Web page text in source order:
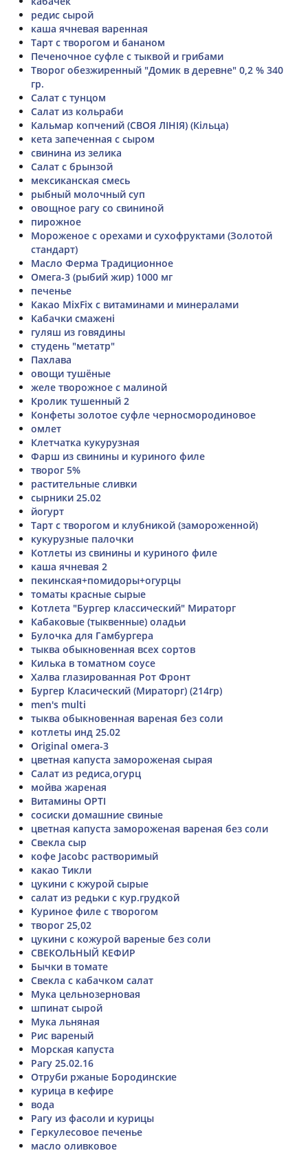
редис сырой
каша ячневая варенная
Тарт с творогом и бананом
Печеночное суфле с тыквой и грибами
Творог обезжиренный "Домик в деревне" 0,2 % 340
гр.
Салат с тунцом
Салат из кольраби
Кальмар копчений (СВОЯ ЛІНІЯ) (Кільца)
кета запеченная с сыром
свинина из зелика
Салат с брынзой
мексиканская смесь
рыбный молочный суп
овощное рагу со свининой
пирожное
Мороженое с орехами и сухофруктами (Золотой
стандарт)
Масло Ферма Традиционное
Омега-3 (рыбий жир) 1000 мг
печенье
Какао MixFix с витаминами и минералами
Кабачки смажені
гуляш из говядины
студень "метатр"
Пахлава
овощи тушёные
желе творожное с малиной
Кролик тушенный 2
Конфеты золотое суфле черносмородиновое
омлет
Клетчатка кукурузная
Фарш из свинины и куриного филе
творог 5%
растительные сливки
сырники 25.02
йогурт
Тарт с творогом и клубникой (замороженной)
кукурузные палочки
Котлеты из свинины и куриного филе
каша ячневая 2
пекинская+помидоры+огурцы
томаты красные сырые
Котлета "Бургер классический" Мираторг
Кабаковые (тыквенные) оладьи
Булочка для Гамбургера
тыква обыкновенная всех сортов
Килька в томатном соусе
Халва глазированная Рот Фронт
Бургер Класический (Мираторг) (214гр)
men's multi
тыква обыкновенная вареная без соли
котлеты инд 25.02
Original омега-3
цветная капуста замороженая сырая
Салат из редиса,огурц
мойва жареная
Витамины OPTI
сосиски домашние свиные
цветная капуста замороженая вареная без соли
Свекла сыр
кофе Jacobc растворимый
какао Тикли
цукини с кжурой сырые
салат из редьки с кур.грудкой
Куриное филе с творогом
творог 25,02
цукини с кожурой вареные без соли
СВЕКОЛЬНЫЙ КЕФИР
Бычки в томате
Свекла с кабачком салат
Мука цельнозерновая
шпинат сырой
Мука льняная
Рис вареный
Морская капуста
Рагу 25.02.16
Отруби ржаные Бородинские
курица в кефире
вода
Рагу из фасоли и курицы
Геркулесовое печенье
масло оливковое